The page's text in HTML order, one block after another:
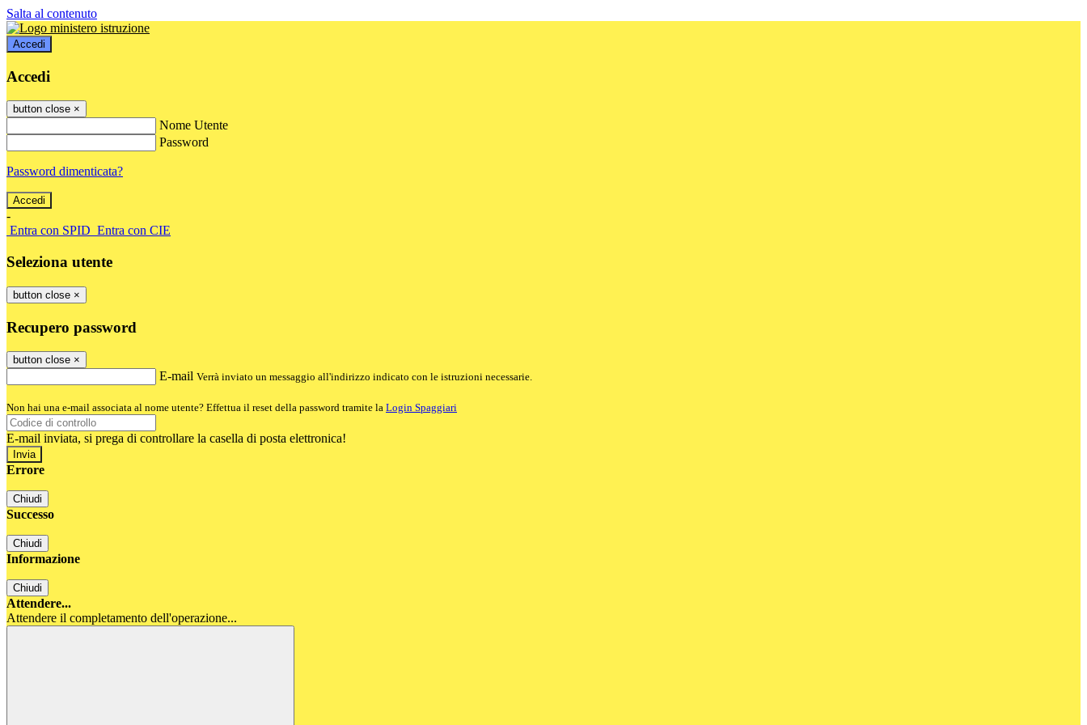
Salta al contenuto
Accedi
Accedi
button close ×
Nome Utente
Password
Password dimenticata?
-
Entra con SPID Entra con CIE
Seleziona utente
button close ×
Recupero password
button close ×
E-mail Verrà inviato un messaggio all'indirizzo indicato con le istruzioni necessarie.
Non hai una e-mail associata al nome utente? Effettua il reset della password tramite la Login Spaggiari
E-mail inviata, si prega di controllare la casella di posta elettronica!
Errore
Chiudi
Successo
Chiudi
Informazione
Chiudi
Attendere...
Attendere il completamento dell'operazione...